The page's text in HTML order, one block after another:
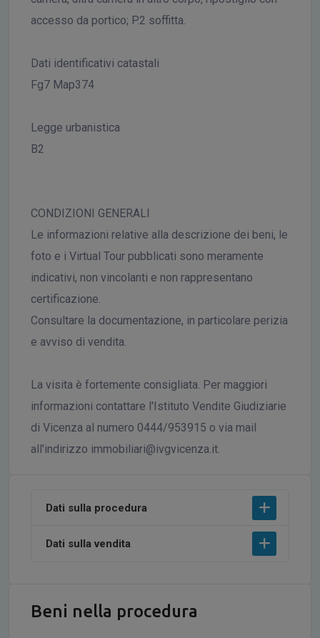
accesso da portico; P.2 soffitta.
Dati identificativi catastali
Fg7 Map374
Legge urbanistica
B2
CONDIZIONI GENERALI
Le informazioni relative alla descrizione dei beni, le
foto e i Virtual Tour pubblicati sono meramente
indicativi, non vincolanti e non rappresentano
certificazione.
Consultare la documentazione, in particolare perizia
e avviso di vendita.
La visita è fortemente consigliata. Per maggiori
informazioni contattare l'Istituto Vendite Giudiziarie
di Vicenza al numero 0444/953915 o via mail
all'indirizzo immobiliari@ivgvicenza.it.
Dati sulla procedura
Dati sulla vendita
Beni nella procedura